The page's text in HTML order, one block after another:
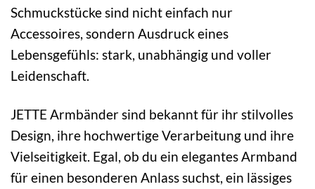
Schmuckstücke sind nicht einfach nur
Accessoires, sondern Ausdruck eines
Lebensgefühls: stark, unabhängig und voller
Leidenschaft.
JETTE Armbänder sind bekannt für ihr stilvolles
Design, ihre hochwertige Verarbeitung und ihre
Vielseitigkeit. Egal, ob du ein elegantes Armband
für einen besonderen Anlass suchst, ein lässiges